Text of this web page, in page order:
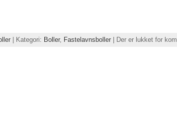
| Kategori: Boller, Fastelavnsboller| Der er lukket for